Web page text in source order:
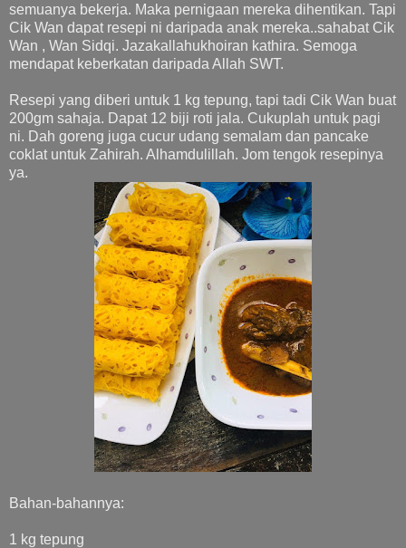
semuanya bekerja. Maka pernigaan mereka dihentikan. Tapi
Cik Wan dapat resepi ni daripada anak mereka..sahabat Cik
Wan , Wan Sidqi. Jazakallahukhoiran kathira. Semoga
mendapat keberkatan daripada Allah SWT.
Resepi yang diberi untuk 1 kg tepung, tapi tadi Cik Wan buat
200gm sahaja. Dapat 12 biji roti jala. Cukuplah untuk pagi
ni. Dah goreng juga cucur udang semalam dan pancake
coklat untuk Zahirah. Alhamdulillah. Jom tengok resepinya
ya.
Bahan-bahannya:
1 kg tepung